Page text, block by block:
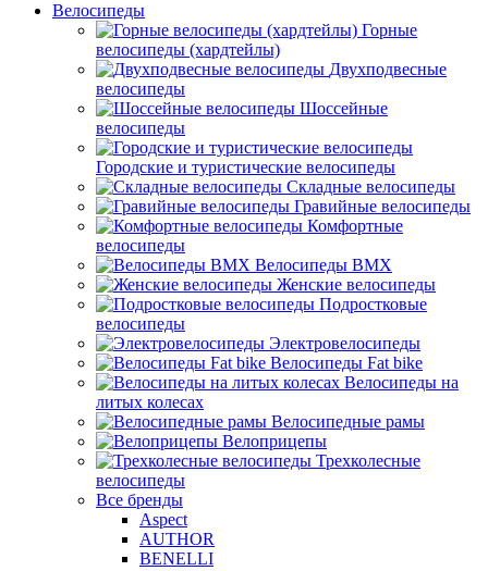
Велосипеды
Горные
велосипеды (хардтейлы)
Двухподвесные
велосипеды
Шоссейные
велосипеды
Городские и туристические велосипеды
Складные велосипеды
Гравийные велосипеды
Комфортные
велосипеды
Велосипеды BMX
Женские велосипеды
Подростковые
велосипеды
Электровелосипеды
Велосипеды Fat bike
Велосипеды на
литых колесах
Велосипедные рамы
Велоприцепы
Трехколесные
велосипеды
Все бренды
Aspect
AUTHOR
BENELLI